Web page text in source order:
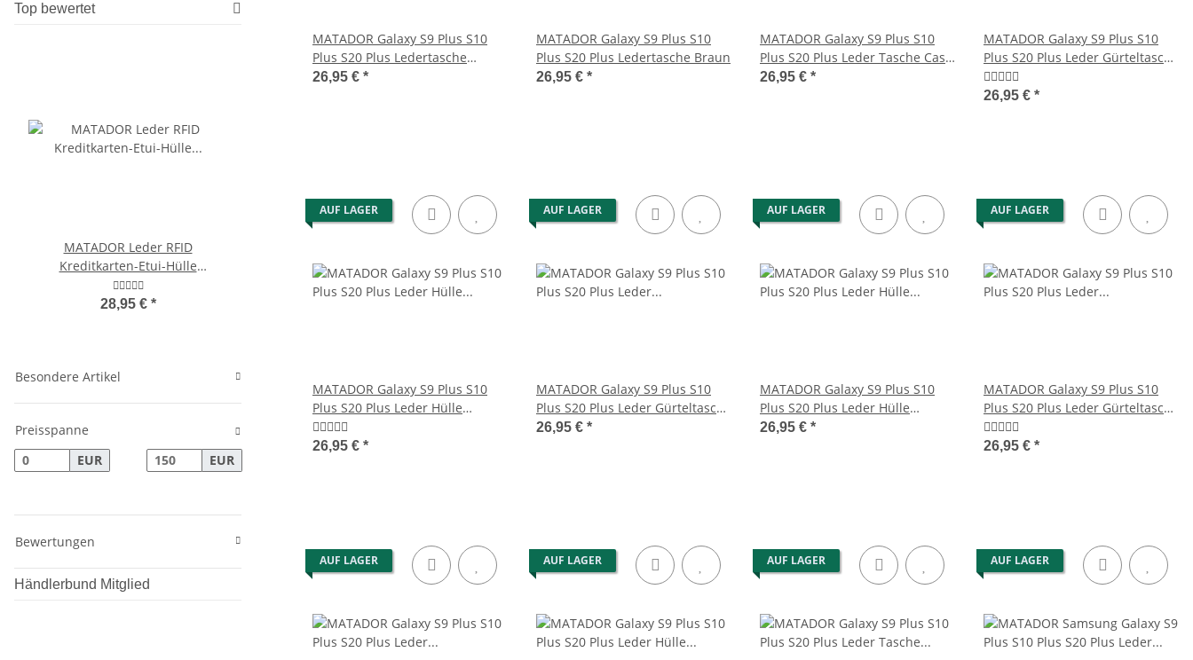
MATADOR Galaxy S9 Plus S10
Plus S20 Plus Ledertasche
Schwarz
26,95 € *
MATADOR Galaxy S9 Plus S10
Plus S20 Plus Ledertasche Braun
26,95 € *
MATADOR Galaxy S9 Plus S10
Plus S20 Plus Leder Tasche Case
Braun
26,95 € *
MATADOR Galaxy S9 Plus S10
Plus S20 Plus Leder Gürteltasche
Schwarz
26,95 € *
AUF LAGER
MATADOR Galaxy S9 Plus S10
Plus S20 Plus Leder Hülle
Schwarz
26,95 € *
AUF LAGER
MATADOR Galaxy S9 Plus S10
Plus S20 Plus Leder Gürteltasche
Schwarz
26,95 € *
AUF LAGER
MATADOR Galaxy S9 Plus S10
Plus S20 Plus Leder Hülle
Schwarz
26,95 € *
AUF LAGER
MATADOR Galaxy S9 Plus S10
Plus S20 Plus Leder Gürteltasche
Braun
26,95 € *
AUF LAGER AUF LAGER AUF LAGER AUF LAGER
Top bewertet
MATADOR Leder RFID
Kreditkarten-Etui-Hülle
Kartenetui 3 Farben
28,95 € *
Universal Gürteltasche Klett 6.9
Zoll
Luxus Universal Handy-Tasche
6.9 Zoll
Handy Gürteltasche Leder 6.1
Zoll
Umhängetasche Herren
Schultertasche
Besondere Artikel
Preisspanne
EUR
EUR
Bewertungen
Händlerbund Mitglied